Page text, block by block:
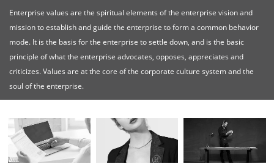
Enterprise values are the spiritual elements of the enterprise vision and
mission to establish and guide the enterprise to form a common behavior
mode. It is the basis for the enterprise to settle down, and is the basic
principle of what the enterprise advocates, opposes, appreciates and
criticizes. Values are at the core of the corporate culture system and the
soul of the enterprise.